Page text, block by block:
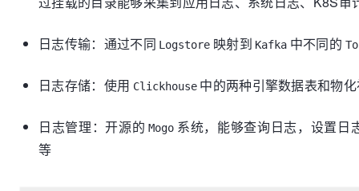
日志传输：通过不同 Logstore 映射到 Kafka 中不同的
日志存储：使用 Clickhouse 中的两种引擎数据表和物
日志管理：开源的 Mogo 系统，能够查询日志，设置日
等